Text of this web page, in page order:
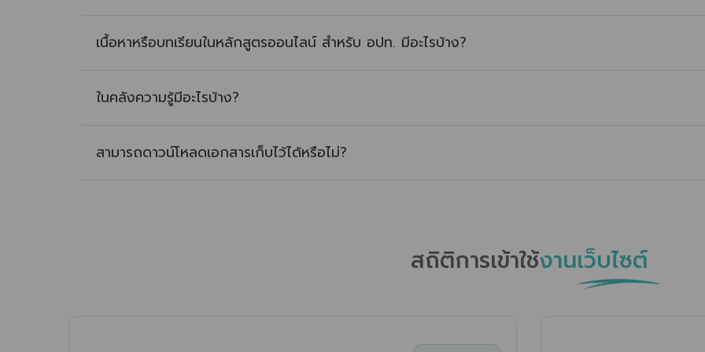
เนื้อหาหรือบทเรียนในหลักสูตรออนไลน์ สำหรับ อปท. มีอะไรบ้าง?
ในคลังความรู้มีอะไรบ้าง?
สามารถดาวน์โหลดเอกสารเก็บไว้ได้หรือไม่?
สถิติการเข้าใช้งานเว็บไซต์